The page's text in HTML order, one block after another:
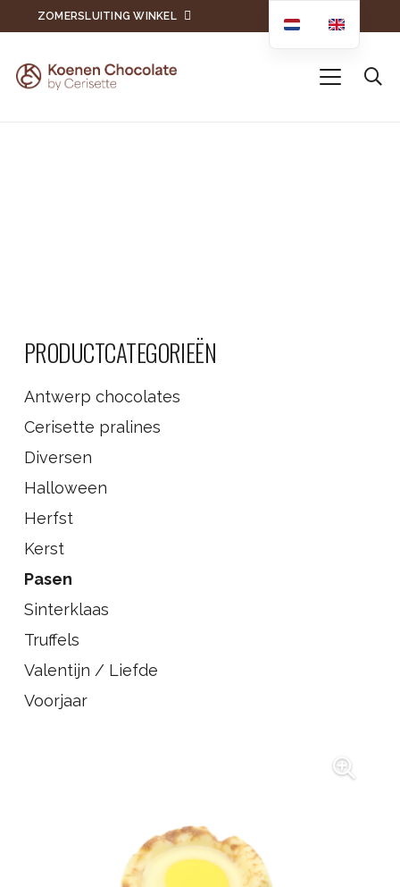
ZOMERSLUITING WINKEL
PRODUCTCATEGORIEËN
Antwerp chocolates
Cerisette pralines
Diversen
Halloween
Herfst
Kerst
Pasen
Sinterklaas
Truffels
Valentijn / Liefde
Voorjaar